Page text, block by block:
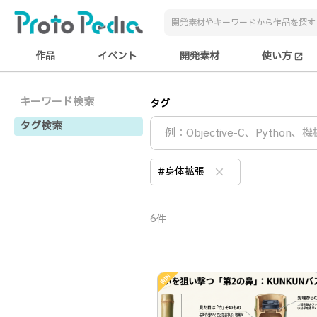
作品 イベント 開発素材 使い方 open_in_new
キーワード検索
タグ検索
タグ
#身体拡張 clear
6件